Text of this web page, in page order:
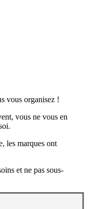
vous organisez !
vous ne vous en
les marques ont
et ne pas sous-